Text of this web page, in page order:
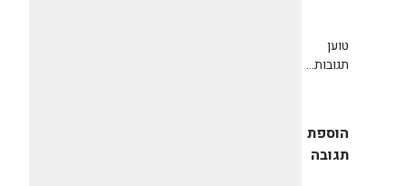
טוען
תגובות...
הוספת
תגובה